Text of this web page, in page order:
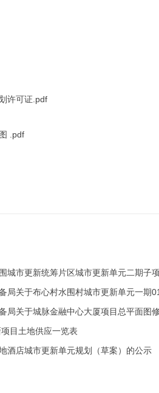
许可证.pdf
.pdf
城市更新统筹片区城市更新单元二期子
局关于布心村水围村城市更新单元一期
局关于城脉金融中心大厦项目总平面图
目土地供应一览表
酒店城市更新单元规划（草案）的公示